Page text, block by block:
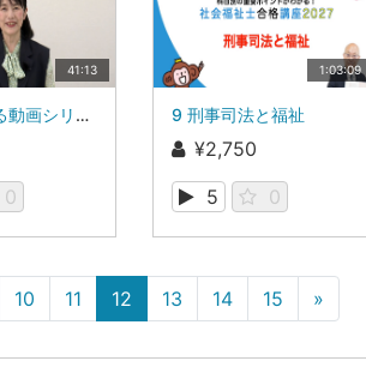
41:13
研修で使える動画シリーズ 不適切な保育の防止・対応 ―字幕付き
0
1:03:09
9 刑事司法と福祉
¥2,750
5
0
10 11 12 13 14 15 »